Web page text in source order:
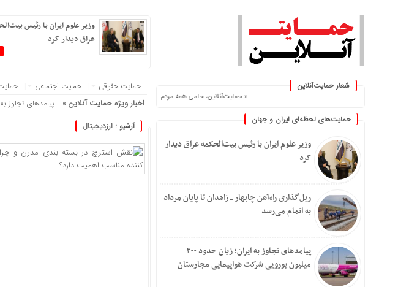
شعار حمایت‌آنلاین
« حمایت‌آنلاین، حامی همه مردم ایران »
حمایت‌های لحظه‌ای ایران و جهان
وزیر علوم ایران با رئیس بیت‌الحکمه عراق دیدار
کرد
ریل‌گذاری راه‌آهن چابهار ــ زاهدان تا پایان مرداد
به اتمام می‌رسد
پیامدهای تجاوز به ایران؛ زیان حدود ۲۰۰
میلیون یورویی شرکت هواپیمایی مجارستان
وزیر علوم ایران با رئیس
عراق دیدار کرد
حمایت حقوقی حمایت اجتماعی
اخبار ویژه حمایت آنلاین »
استقرار تیم
آرشیو : ارزدیجیتال